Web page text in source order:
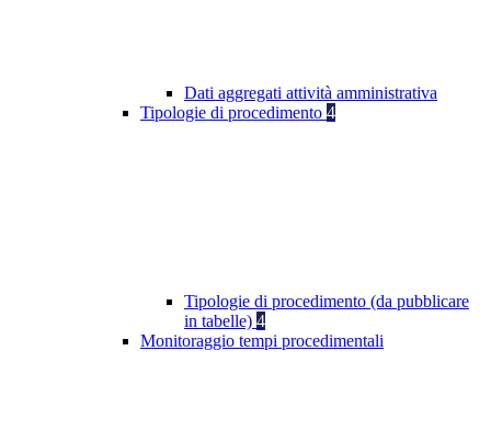
Dati aggregati attività amministrativa
Tipologie di procedimento 4
Tipologie di procedimento (da pubblicare
in tabelle) 4
Monitoraggio tempi procedimentali